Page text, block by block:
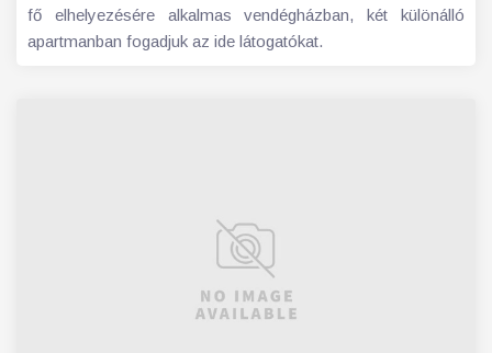
fő elhelyezésére alkalmas vendégházban, két különálló
apartmanban fogadjuk az ide látogatókat.